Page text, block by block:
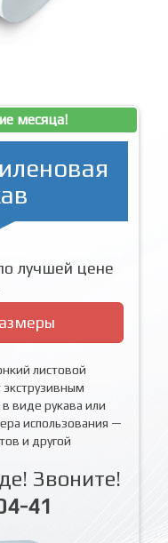
месяца!
лучшей цене
листовой
виде рукава или
использования —
и другой
Звоните!
41